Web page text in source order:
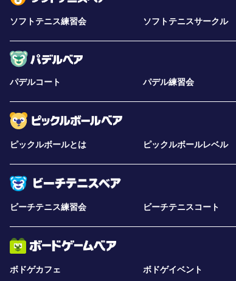
ソフトテニス練習会 ソフトテニスサークル
パデルコート パデル練習会
ピックルボールとは ピックルボールレベル
ビーチテニス練習会 ビーチテニスコート
ボドゲカフェ ボドゲイベント